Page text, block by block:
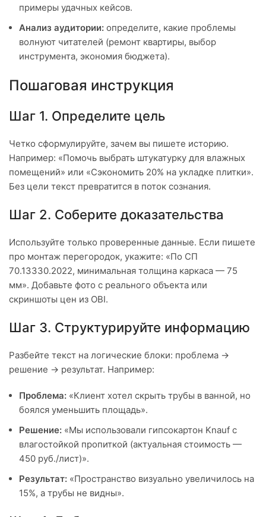
примеры удачных кейсов.
Анализ аудитории: определите, какие проблемы
волнуют читателей (ремонт квартиры, выбор
инструмента, экономия бюджета).
Пошаговая инструкция
Шаг 1. Определите цель
Четко сформулируйте, зачем вы пишете историю.
Например: «Помочь выбрать штукатурку для влажных
помещений» или «Сэкономить 20% на укладке плитки».
Без цели текст превратится в поток сознания.
Шаг 2. Соберите доказательства
Используйте только проверенные данные. Если пишете
про монтаж перегородок, укажите: «По СП
70.13330.2022, минимальная толщина каркаса — 75
мм». Добавьте фото с реального объекта или
скриншоты цен из OBI.
Шаг 3. Структурируйте информацию
Разбейте текст на логические блоки: проблема →
решение → результат. Например:
Проблема: «Клиент хотел скрыть трубы в ванной, но
боялся уменьшить площадь».
Решение: «Мы использовали гипсокартон Knauf с
влагостойкой пропиткой (актуальная стоимость —
450 руб./лист)».
Результат: «Пространство визуально увеличилось на
15%, а трубы не видны».